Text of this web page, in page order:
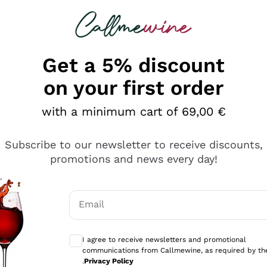
looking for
è male ma secondo me ci sono alternative che
Get a 5% discount
on your first order
with a minimum cart of 69,00 €
Subscribe to our newsletter to receive discounts,
promotions and news every day!
Email
I agree to receive newsletters and promotional
communications from Callmewine, as required by
.Privacy Policy